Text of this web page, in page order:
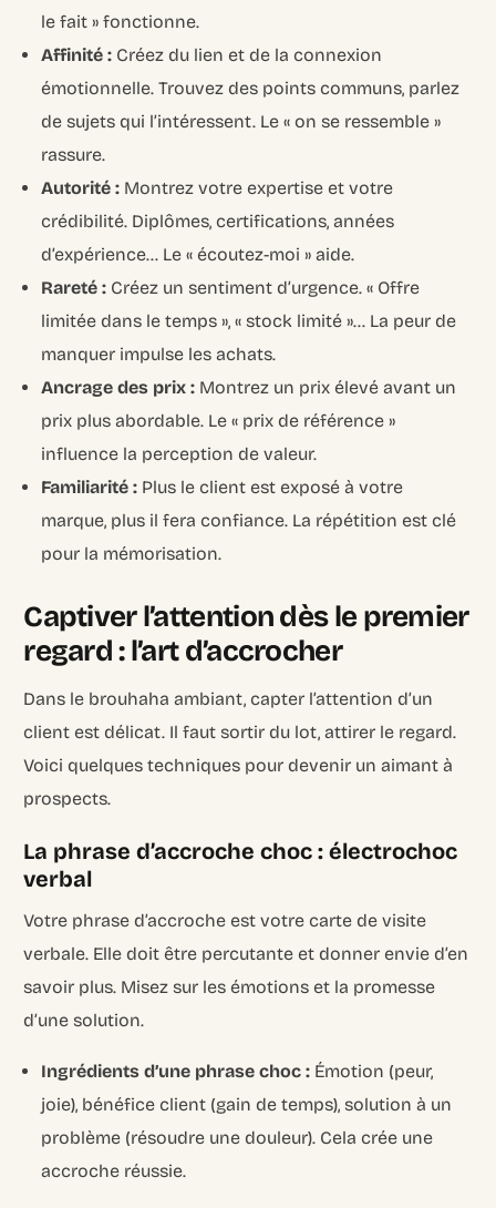
le fait » fonctionne.
Affinité : Créez du lien et de la connexion
émotionnelle. Trouvez des points communs, parlez
de sujets qui l’intéressent. Le « on se ressemble »
rassure.
Autorité : Montrez votre expertise et votre
crédibilité. Diplômes, certifications, années
d’expérience… Le « écoutez-moi » aide.
Rareté : Créez un sentiment d’urgence. « Offre
limitée dans le temps », « stock limité »… La peur de
manquer impulse les achats.
Ancrage des prix : Montrez un prix élevé avant un
prix plus abordable. Le « prix de référence »
influence la perception de valeur.
Familiarité : Plus le client est exposé à votre
marque, plus il fera confiance. La répétition est clé
pour la mémorisation.
Captiver l’attention dès le premier
regard : l’art d’accrocher
Dans le brouhaha ambiant, capter l’attention d’un
client est délicat. Il faut sortir du lot, attirer le regard.
Voici quelques techniques pour devenir un aimant à
prospects.
La phrase d’accroche choc : électrochoc
verbal
Votre phrase d’accroche est votre carte de visite
verbale. Elle doit être percutante et donner envie d’en
savoir plus. Misez sur les émotions et la promesse
d’une solution.
Ingrédients d’une phrase choc : Émotion (peur,
joie), bénéfice client (gain de temps), solution à un
problème (résoudre une douleur). Cela crée une
accroche réussie.